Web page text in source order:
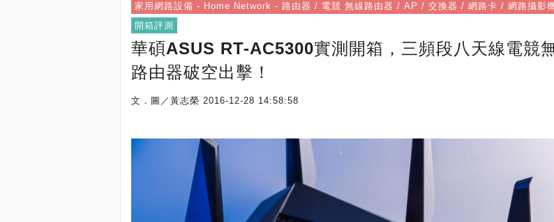
家用網路設備 - Home Network - 路由器 / 電競 無線路由器 / AP / 交換器 / 網路卡 / 網路攝影
開箱評測
華碩ASUS RT-AC5300實測開箱，三頻段八天線電競
路由器破空出擊！
文．圖／黃志榮 2016-12-28 14:58:58